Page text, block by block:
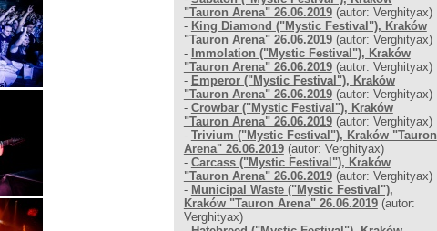
"Tauron Arena" 26.06.2019(autor: Verghityax)
- King Diamond ("Mystic Festival"), Kraków
"Tauron Arena" 26.06.2019(autor: Verghityax)
- Immolation ("Mystic Festival"), Kraków
"Tauron Arena" 26.06.2019(autor: Verghityax)
- Emperor ("Mystic Festival"), Kraków
"Tauron Arena" 26.06.2019(autor: Verghityax)
- Crowbar ("Mystic Festival"), Kraków
"Tauron Arena" 26.06.2019(autor: Verghityax)
- Trivium ("Mystic Festival"), Kraków "Tauron
Arena" 26.06.2019(autor: Verghityax)
- Carcass ("Mystic Festival"), Kraków
"Tauron Arena" 26.06.2019(autor: Verghityax)
- Municipal Waste ("Mystic Festival"),
Kraków "Tauron Arena" 26.06.2019(autor:
Verghityax)